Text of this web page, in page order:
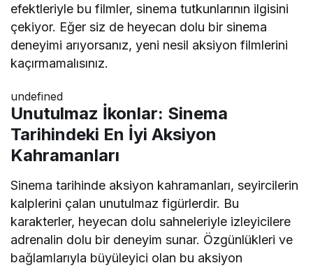
efektleriyle bu filmler, sinema tutkunlarının ilgisini
çekiyor. Eğer siz de heyecan dolu bir sinema
deneyimi arıyorsanız, yeni nesil aksiyon filmlerini
kaçırmamalısınız.
undefined
Unutulmaz İkonlar: Sinema
Tarihindeki En İyi Aksiyon
Kahramanları
Sinema tarihinde aksiyon kahramanları, seyircilerin
kalplerini çalan unutulmaz figürlerdir. Bu
karakterler, heyecan dolu sahneleriyle izleyicilere
adrenalin dolu bir deneyim sunar. Özgünlükleri ve
bağlamlarıyla büyüleyici olan bu aksiyon